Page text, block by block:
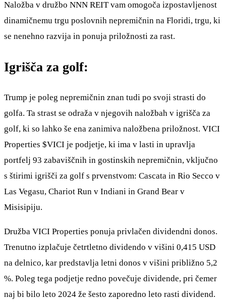
Naložba v družbo NNN REIT vam omogoča izpostavljenost
dinamičnemu trgu poslovnih nepremičnin na Floridi, trgu, ki
se nenehno razvija in ponuja priložnosti za rast.
Igrišča za golf:
Trump je poleg nepremičnin znan tudi po svoji strasti do
golfa. Ta strast se odraža v njegovih naložbah v igrišča za
golf, ki so lahko še ena zanimiva naložbena priložnost. VICI
Properties $VICI je podjetje, ki ima v lasti in upravlja
portfelj 93 zabaviščnih in gostinskih nepremičnin, vključno
s štirimi igrišči za golf s prvenstvom: Cascata in Rio Secco v
Las Vegasu, Chariot Run v Indiani in Grand Bear v
Misisipiju.
Družba VICI Properties ponuja privlačen dividendni donos.
Trenutno izplačuje četrtletno dividendo v višini 0,415 USD
na delnico, kar predstavlja letni donos v višini približno 5,2
%. Poleg tega podjetje redno povečuje dividende, pri čemer
naj bi bilo leto 2024 že šesto zaporedno leto rasti dividend.